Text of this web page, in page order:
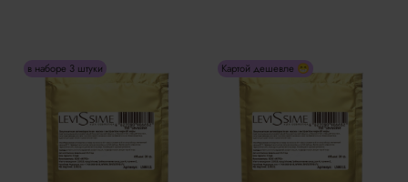
в наборе 3 штуки Картой дешевле 😁